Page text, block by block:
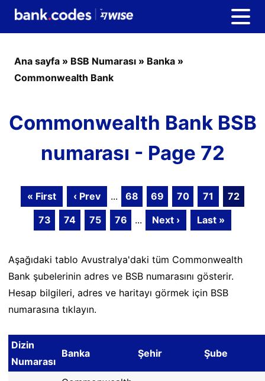
Ana sayfa » BSB Numarası » Banka »
Commonwealth Bank
Commonwealth Bank BSB
numarası - Page 72
« First ‹ Prev ... 68 69 70 71
72
73
74 75 76 ... Next › Last »
Aşağıdaki tablo Avustralya'daki tüm Commonwealth
Bank şubelerinin adres ve BSB numarasını gösterir.
Hesap bilgileri, adres ve haritayı görmek için BSB
numarasına tıklayın.
Dizin
Numarası
Banka Şehir Şube